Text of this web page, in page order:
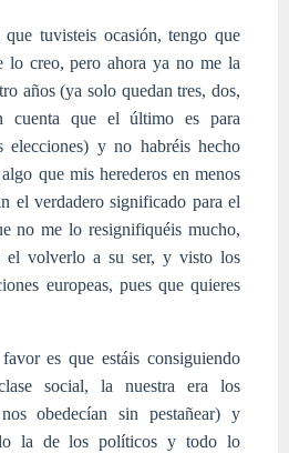
tuvisteis ocasión, tengo que
lo creo, pero ahora ya no me la
años (ya solo quedan tres, dos,
cuenta que el último es para
elecciones) y no habréis hecho
que mis herederos en menos
el verdadero significado para el
no me lo resignifiquéis mucho,
el volverlo a su ser, y visto los
europeas, pues que quieres
es que estáis consiguiendo
social, la nuestra era los
obedecían sin pestañear) y
la de los políticos y todo lo